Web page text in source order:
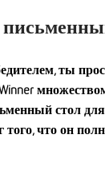
ты
стол
что он